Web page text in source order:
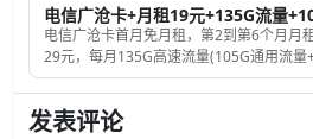
电信广沧卡+月租19元+135G流量
电信广沧卡首月免月租，第2到第6个月月
29元，每月135G高速流量(105G通用流量
费拨打电话时长，发送短信彩信0.1元每
送来电显示，归属地和号码均为随机
发表评论